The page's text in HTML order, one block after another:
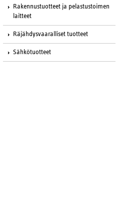
Rakennustuotteet ja pelastustoimen
laitteet
Räjähdysvaaralliset tuotteet
Sähkötuotteet